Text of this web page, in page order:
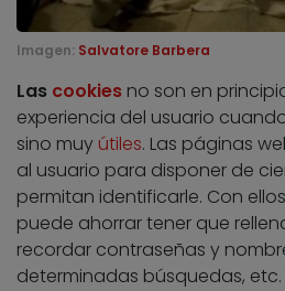
Imagen: Salvatore Barbera
Las cookies no son en
experiencia del usuario
sino muy útiles. Las páginas
al usuario para disponer de
permitan identificarle. Con
puede ahorrar tener que
recordar contraseñas y
determinadas búsquedas, etc.